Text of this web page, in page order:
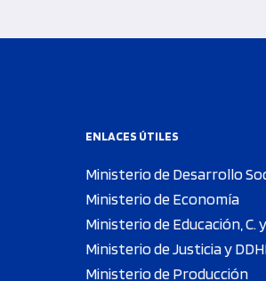
ENLACES ÚTILES
Ministerio de Desarrollo
Ministerio de Economía
Ministerio de Educación, C.
Ministerio de Justicia y
Ministerio de Producción